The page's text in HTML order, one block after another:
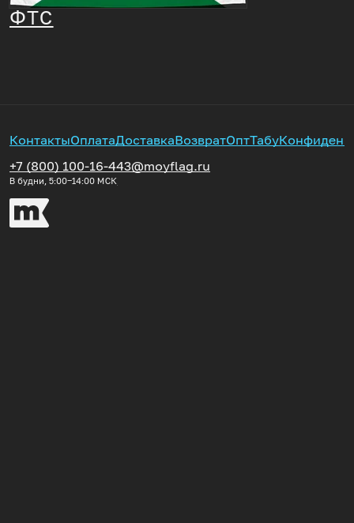
ФТС
КонтактыОплатаДоставкаВозвратОптТабу
+7 (800) 100-16-44
В будни, 5:00‒14:00 МСК
3@moyflag.ru